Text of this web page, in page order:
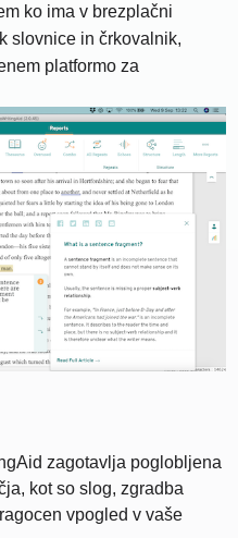
ko ima v brezplačni
slovnice in črkovalnik,
platformo za
zagotavlja poglobljena
kot so slog, zgradba
vpogled v vaše